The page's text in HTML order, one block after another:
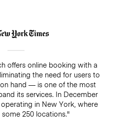
offers online booking with a
the need for users to
hand — is one of the most
its services. In December
in New York, where
250 locations."